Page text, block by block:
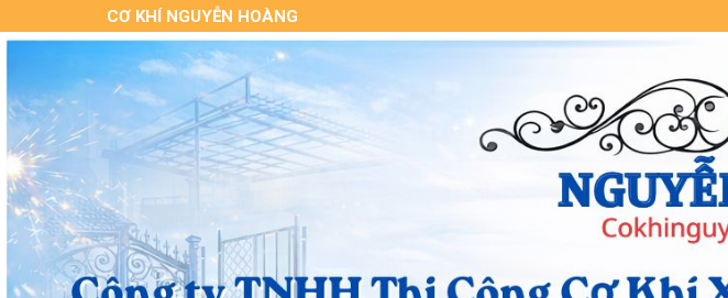
CƠ KHÍ NGUYỄN HOÀNG